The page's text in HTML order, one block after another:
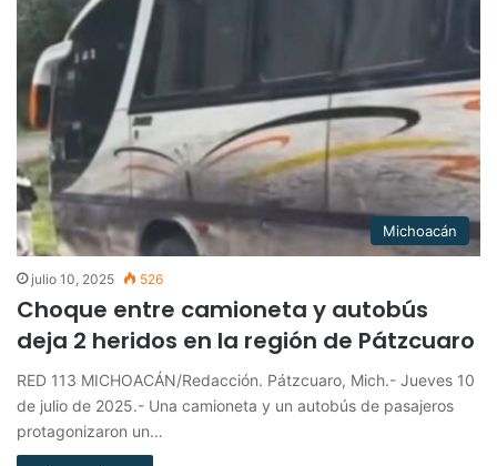
Michoacán
julio 10, 2025 526
Choque entre camioneta y autobús
deja 2 heridos en la región de Pátzcuaro
RED 113 MICHOACÁN/Redacción. Pátzcuaro, Mich.- Jueves 10
de julio de 2025.- Una camioneta y un autobús de pasajeros
protagonizaron un…